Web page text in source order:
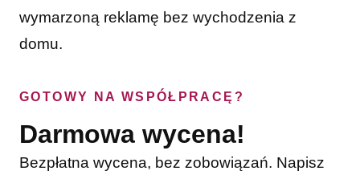
wymarzoną reklamę bez wychodzenia z
domu.
GOTOWY NA WSPÓŁPRACĘ?
Darmowa wycena!
Bezpłatna wycena, bez zobowiązań. Napisz